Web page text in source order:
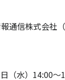
通信株式会社（
水）14:00～